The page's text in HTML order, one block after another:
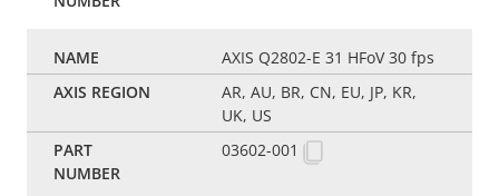
AXIS Q2802-E 31 HFoV 30 fps
AR, AU, BR, CN, EU, JP, KR,
UK, US
03602-001